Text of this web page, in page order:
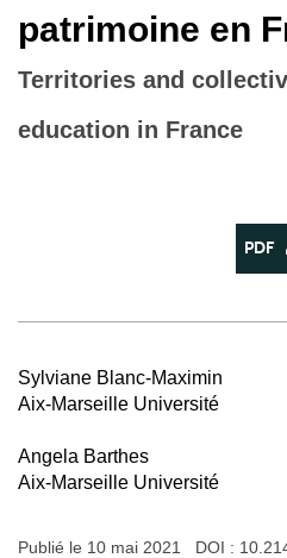
patrimoine en
Territories and
education in France
PDF
Sylviane Blanc-Maximin
Aix-Marseille Université
Angela Barthes
Aix-Marseille Université
Publié le 10 mai 2021 DOI :